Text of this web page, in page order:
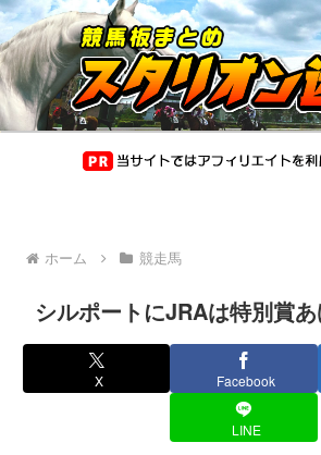
ホーム 競走馬
シルポートにJRAは特別賞あ
X Facebook
LINE